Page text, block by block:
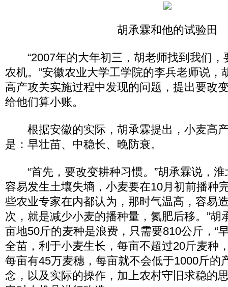
胡承霖和他的试验田
“2007年的大年初三，胡老师找到我们，
农机。”安徽农业大学工学院的李兵老师说，
高产攻关实施过程中发现的问题，提出要改
给他们算小账。
根据安徽的实际，胡承霖提出，小麦高
是：早壮苗、中稳长、晚防衰。
“首先，要改变耕种习惯。”胡承霖说，淮
容易发生土壤失墒，小麦要在10月初前播种
些农业专家在内都认为，那时气温高，容易
次，就是减少小麦的播种量，氮肥后移。”胡
亩地50斤的麦种是浪费，只需要810公斤，“
全苗，利于小麦生长，每亩不超过20斤麦种
每亩有45万麦穗，每亩就不会低于1000斤的
念，以及实际的操作，加上农村守旧求稳的